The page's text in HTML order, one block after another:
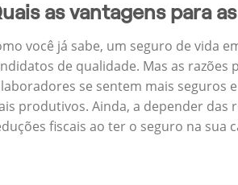
as vantagens para
você já sabe, um seguro de vida
de qualidade. Mas as
se sentem mais seguros
produtivos. Ainda, a depender das
fiscais ao ter o seguro na sua